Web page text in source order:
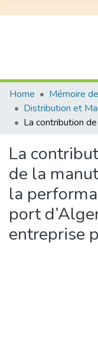
Communities &
All of DSpace
Home
Mémoire
La
de la
la
port
entreprise